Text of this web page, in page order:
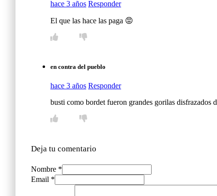
hace 3 años Responder
El que las hace las paga 😡
en contra del pueblo
hace 3 años Responder
busti como bordet fueron grandes gorilas disfrazados
Deja tu comentario
Nombre *
Email *